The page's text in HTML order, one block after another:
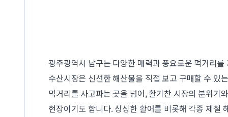
광주광역시 남구는 다양한 매력과 풍요로운 먹거리
수산시장은 신선한 해산물을 직접 보고 구매할 수 있
먹거리를 사고파는 곳을 넘어, 활기찬 시장의 분위기
현장이기도 합니다. 싱싱한 활어를 비롯해 각종 제철